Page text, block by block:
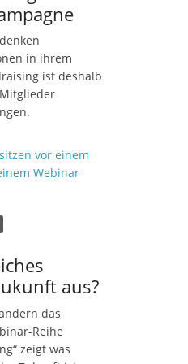
in ihrem
ist deshalb
aus?
das
Reihe
zeigt was